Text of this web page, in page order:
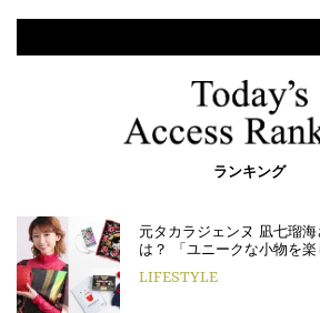
ランキング
元タカラジェンヌ 凪七瑠
は？ 「ユニークな小物を
LIFESTYLE